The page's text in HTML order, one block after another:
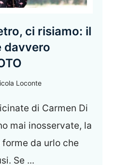
ci risiamo: il
davvero
Loconte
di Carmen Di
mai inosservate, la
da urlo che
Se ...